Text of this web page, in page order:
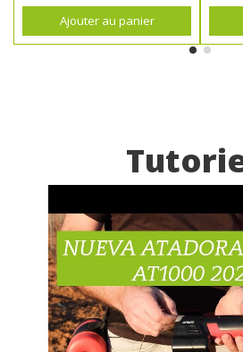
Ajouter au panier